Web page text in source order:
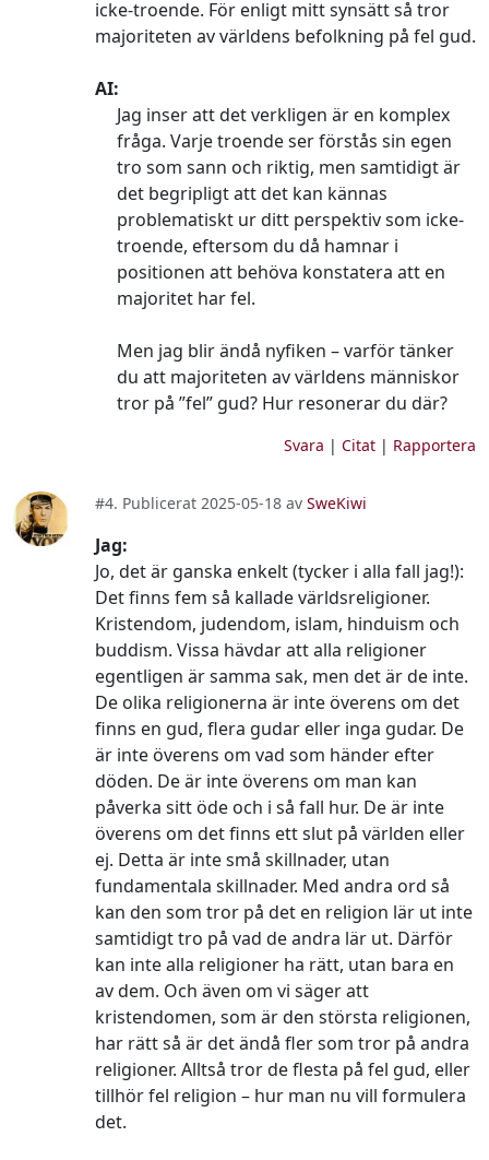
icke-troende. För enligt mitt synsätt så tror
majoriteten av världens befolkning på fel gud.
AI:
Jag inser att det verkligen är en komplex
fråga. Varje troende ser förstås sin egen
tro som sann och riktig, men samtidigt är
det begripligt att det kan kännas
problematiskt ur ditt perspektiv som icke-
troende, eftersom du då hamnar i
positionen att behöva konstatera att en
majoritet har fel.
Men jag blir ändå nyfiken – varför tänker
du att majoriteten av världens människor
tror på ”fel” gud? Hur resonerar du där?
Svara | Citat| Rapportera
#4. Publicerat 2025-05-18 av SweKiwi
Jag:
Jo, det är ganska enkelt (tycker i alla fall jag!):
Det finns fem så kallade världsreligioner.
Kristendom, judendom, islam, hinduism och
buddism. Vissa hävdar att alla religioner
egentligen är samma sak, men det är de inte.
De olika religionerna är inte överens om det
finns en gud, flera gudar eller inga gudar. De
är inte överens om vad som händer efter
döden. De är inte överens om man kan
påverka sitt öde och i så fall hur. De är inte
överens om det finns ett slut på världen eller
ej. Detta är inte små skillnader, utan
fundamentala skillnader. Med andra ord så
kan den som tror på det en religion lär ut inte
samtidigt tro på vad de andra lär ut. Därför
kan inte alla religioner ha rätt, utan bara en
av dem. Och även om vi säger att
kristendomen, som är den största religionen,
har rätt så är det ändå fler som tror på andra
religioner. Alltså tror de flesta på fel gud, eller
tillhör fel religion – hur man nu vill formulera
det.